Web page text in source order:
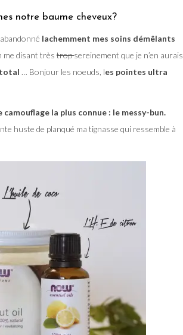
notre baume cheveux?
abandonné lachemment mes soins démêlants
me disant très tropsereinement que je n’en aurais
… Bonjour les noeuds, les pointes ultra
la plus connue : le messy-bun.
huste de planqué ma tignasse qui ressemble à